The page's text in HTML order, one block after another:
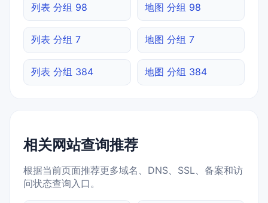
列表 分组 98 地图 分组 98
列表 分组 7 地图 分组 7
列表 分组 384 地图 分组 384
相关网站查询推荐
根据当前页面推荐更多域名、DNS、SSL、备案和访
问状态查询入口。